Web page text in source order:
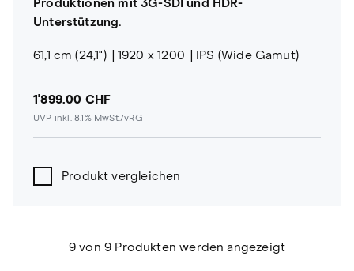
Produktionen mit 3G-SDI und HDR-
Unterstützung.
61,1 cm (24,1") 1920 x 1200 IPS (Wide Gamut)
1'899.00 CHF
UVP inkl. 8.1% MwSt./vRG
Produkt vergleichen
9 von 9 Produkten werden angezeigt